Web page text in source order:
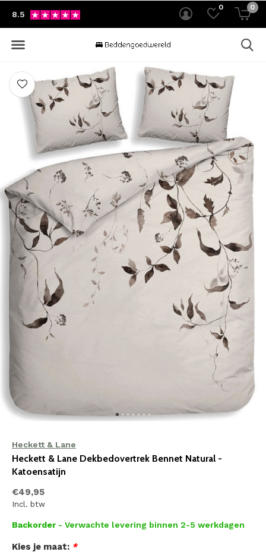
0 0
8.5
Heckett & Lane
Heckett & Lane Dekbedovertrek Bennet Natural -
Katoensatijn
€49,95
Incl. btw
Backorder - Verwachte levering binnen 2-5 werkdagen
Kies je maat: *